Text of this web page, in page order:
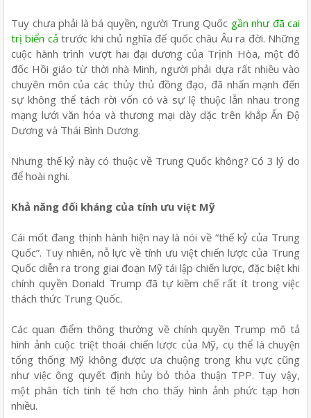
Tuy chưa phải là bá quyền, người Trung Quốc gần như đã cai
trị biển cảtrước khi chủ nghĩa đế quốc châu Âu ra đời. Những
cuộc hành trình vượt hai đại dương của Trịnh Hòa, một đô
đốc Hồi giáo từ thời nhà Minh, người phải dựa rất nhiều vào
chuyên môn của các thủy thủ đồng đạo, đã nhấn mạnh đến
sự không thể tách rời vốn có và sự lệ thuộc lẫn nhau trong
mạng lưới văn hóa và thương mại dày dặc trên khắp Ấn Độ
Dương và Thái Bình Dương.
Nhưng thế kỷ này có thuộc về Trung Quốc không? Có 3 lý do
để hoài nghi.
Khả năng đối kháng của tính ưu việt Mỹ
Cái mốt đang thịnh hành hiện nay là nói về “thế kỷ của Trung
Quốc”. Tuy nhiên, nỗ lực về tính ưu việt chiến lược của Trung
Quốc diễn ra trong giai đoạn Mỹ tái lập chiến lược, đặc biệt khi
chính quyền Donald Trump đã tự kiềm chế rất ít trong việc
thách thức Trung Quốc.
Các quan điểm thông thường về chính quyền Trump mô tả
hình ảnh cuộc triệt thoái chiến lược của Mỹ, cụ thể là chuyện
tổng thống Mỹ không được ưa chuộng trong khu vực cũng
như việc ông quyết định hủy bỏ thỏa thuận TPP. Tuy vậy,
một phân tích tinh tế hơn cho thấy hình ảnh phức tạp hơn
nhiều.